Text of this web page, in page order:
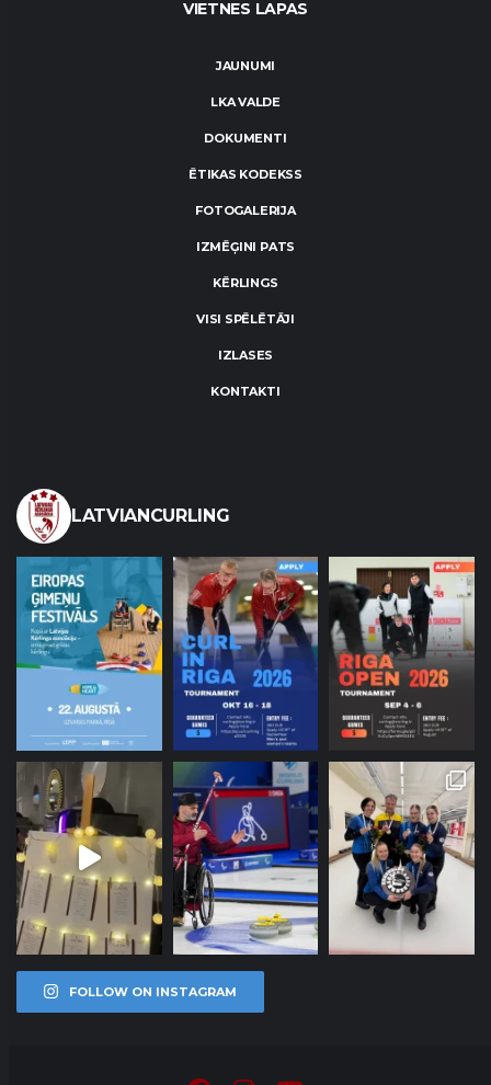
VIETNES LAPAS
JAUNUMI
LKA VALDE
DOKUMENTI
ĒTIKAS KODEKSS
FOTOGALERIJA
IZMĒĢINI PATS
KĒRLINGS
VISI SPĒLĒTĀJI
IZLASES
KONTAKTI
LATVIANCURLING
FOLLOW ON INSTAGRAM